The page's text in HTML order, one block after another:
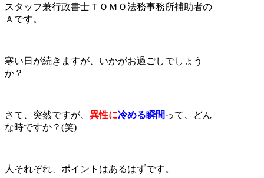
スタッフ兼行政書士ＴＯＭＯ法務事務所補助者の
Ａです。
寒い日が続きますが、いかがお過ごしでしょう
か？
さて、突然ですが、 異性に冷める瞬間 って、どん
な時ですか？(笑)
人それぞれ、ポイントはあるはずです。